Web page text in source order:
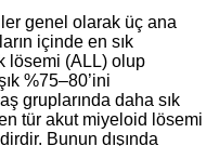
genel olarak üç ana
içinde en sık
lösemi (ALL) olup
%75–80’ini
gruplarında daha sık
tür akut miyeloid lösemi
Bunun dışında